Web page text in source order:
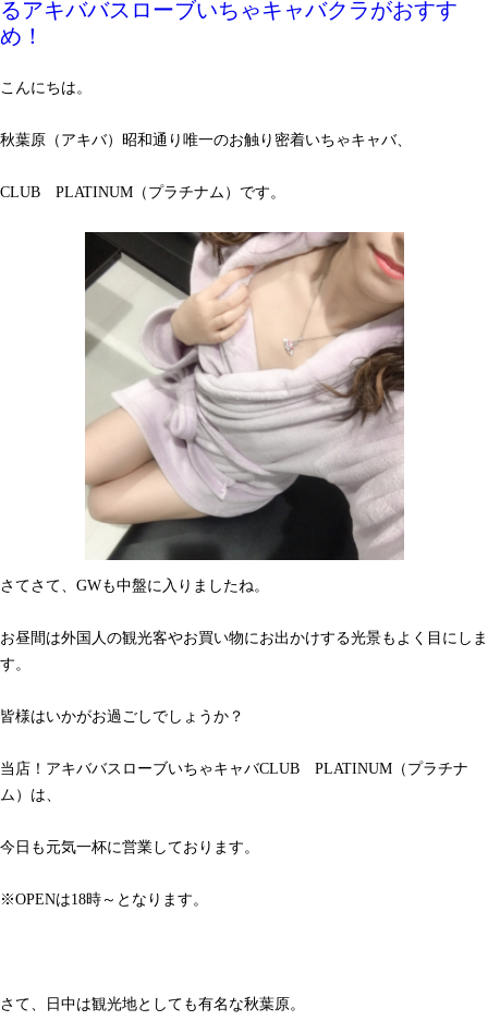
るアキババスローブいちゃキャバクラがおすす
め！
こんにちは。
秋葉原（アキバ）昭和通り唯一のお触り密着いちゃキャバ、
CLUB PLATINUM（プラチナム）です。
さてさて、GWも中盤に入りましたね。
お昼間は外国人の観光客やお買い物にお出かけする光景もよく目にしま
す。
皆様はいかがお過ごしでしょうか？
当店！アキババスローブいちゃキャバCLUB PLATINUM（プラチナ
ム）は、
今日も元気一杯に営業しております。
※OPENは18時～となります。
さて、日中は観光地としても有名な秋葉原。